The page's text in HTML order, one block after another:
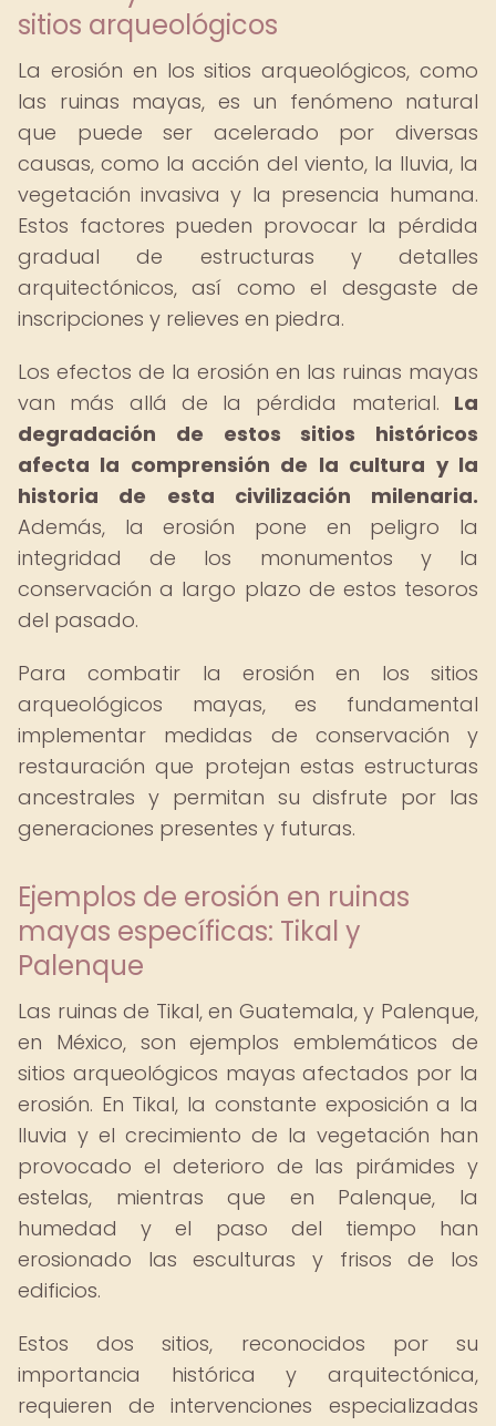
sitios arqueológicos
La erosión en los sitios arqueológicos, como
las ruinas mayas, es un fenómeno natural
que puede ser acelerado por diversas
causas, como la acción del viento, la lluvia, la
vegetación invasiva y la presencia humana.
Estos factores pueden provocar la pérdida
gradual de estructuras y detalles
arquitectónicos, así como el desgaste de
inscripciones y relieves en piedra.
Los efectos de la erosión en las ruinas mayas
van más allá de la pérdida material. La
degradación de estos sitios históricos
afecta la comprensión de la cultura y la
historia de esta civilización milenaria.
Además, la erosión pone en peligro la
integridad de los monumentos y la
conservación a largo plazo de estos tesoros
del pasado.
Para combatir la erosión en los sitios
arqueológicos mayas, es fundamental
implementar medidas de conservación y
restauración que protejan estas estructuras
ancestrales y permitan su disfrute por las
generaciones presentes y futuras.
Ejemplos de erosión en ruinas
mayas específicas: Tikal y
Palenque
Las ruinas de Tikal, en Guatemala, y Palenque,
en México, son ejemplos emblemáticos de
sitios arqueológicos mayas afectados por la
erosión. En Tikal, la constante exposición a la
lluvia y el crecimiento de la vegetación han
provocado el deterioro de las pirámides y
estelas, mientras que en Palenque, la
humedad y el paso del tiempo han
erosionado las esculturas y frisos de los
edificios.
Estos dos sitios, reconocidos por su
importancia histórica y arquitectónica,
requieren de intervenciones especializadas